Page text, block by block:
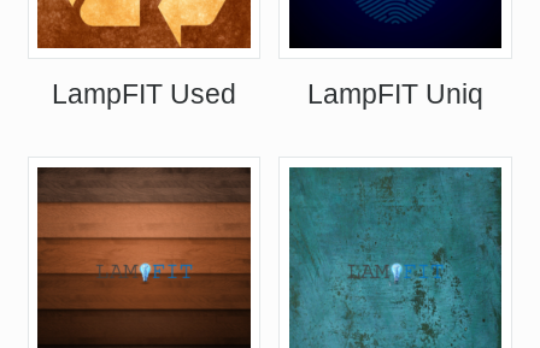
LampFIT Used LampFIT Uniq